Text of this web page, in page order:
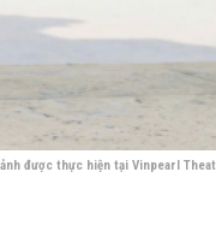
được thực hiện tại Vinpearl